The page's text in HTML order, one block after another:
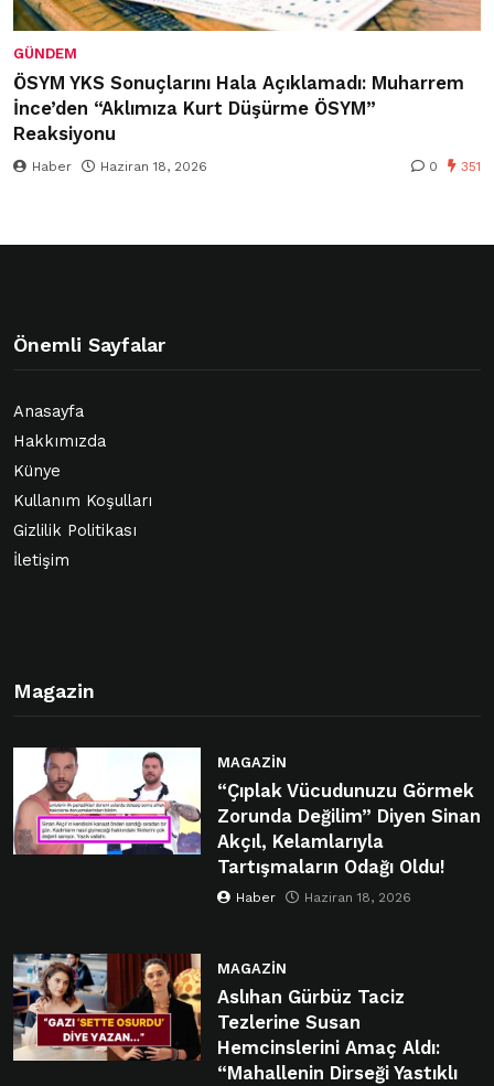
GÜNDEM
ÖSYM YKS Sonuçlarını Hala Açıklamadı: Muharrem
İnce’den “Aklımıza Kurt Düşürme ÖSYM”
Reaksiyonu
Haber Haziran 18, 2026 0 351
Önemli Sayfalar
Anasayfa
Hakkımızda
Künye
Kullanım Koşulları
Gizlilik Politikası
İletişim
Magazin
MAGAZIN
“Çıplak Vücudunuzu Görmek
Zorunda Değilim” Diyen Sinan
Akçıl, Kelamlarıyla
Tartışmaların Odağı Oldu!
Haber Haziran 18, 2026
MAGAZIN
Aslıhan Gürbüz Taciz
Tezlerine Susan
Hemcinslerini Amaç Aldı:
“Mahallenin Dirseği Yastıklı